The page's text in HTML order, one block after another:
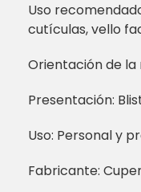
Uso
cutículas, vello
Orientación de
Presentación:
Uso: Personal y
Fabricante: